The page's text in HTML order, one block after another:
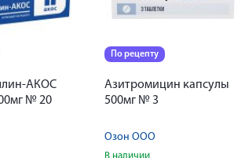
АКОС
№ 20
По рецепту
Азитромицин капсулы
500мг № 3
Озон ООО